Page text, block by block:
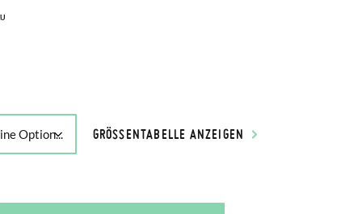
GRÖSSENTABELLE ANZEIGEN